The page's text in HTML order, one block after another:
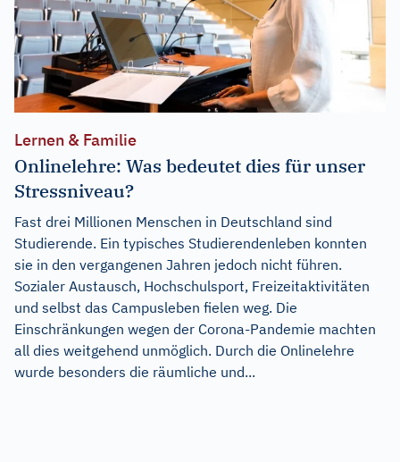
Lernen & Familie
Onlinelehre: Was bedeutet dies für unser
Stressniveau?
Fast drei Millionen Menschen in Deutschland sind
Studierende. Ein typisches Studierendenleben konnten
sie in den vergangenen Jahren jedoch nicht führen.
Sozialer Austausch, Hochschulsport, Freizeitaktivitäten
und selbst das Campusleben fielen weg. Die
Einschränkungen wegen der Corona-Pandemie machten
all dies weitgehend unmöglich. Durch die Onlinelehre
wurde besonders die räumliche und...